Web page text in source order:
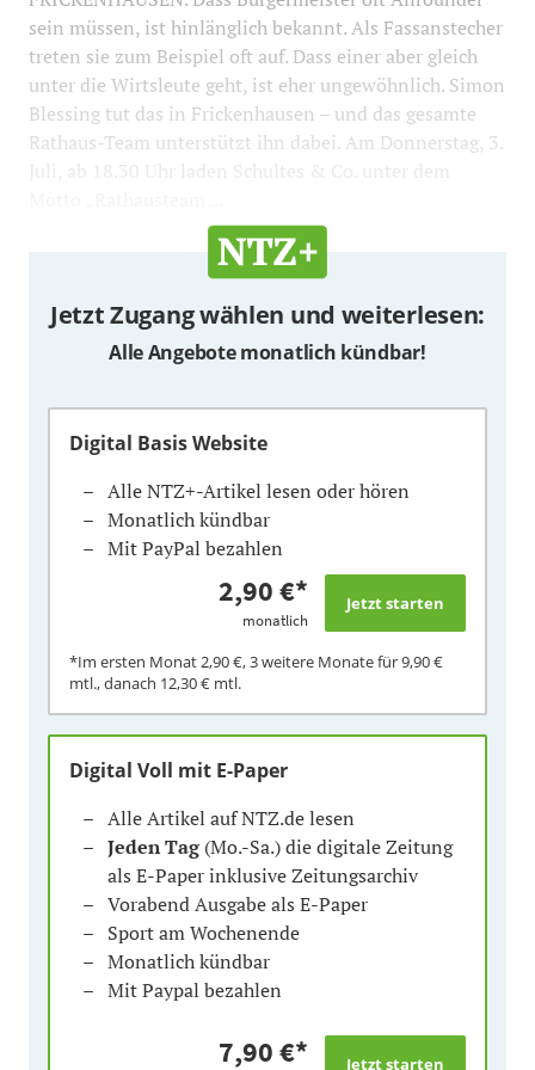
sein müssen, ist hinlänglich bekannt. Als Fassanstecher
treten sie zum Beispiel oft auf. Dass einer aber gleich
unter die Wirtsleute geht, ist eher ungewöhnlich. Simon
Blessing tut das in Frickenhausen – und das gesamte
Rathaus-Team unterstützt ihn dabei. Am Donnerstag, 3.
Juli, ab 18.30 Uhr laden Schultes & Co. unter dem
Jetzt Zugang wählen und weiterlesen:
Alle Angebote monatlich kündbar!
Digital Basis Website
Alle NTZ+-Artikel lesen oder hören
Monatlich kündbar
Mit PayPal bezahlen
2,90 €*
monatlich
*Im ersten Monat2,90 €, 3 weitere Monate für9,90 €
mtl., danach 12,30 € mtl.
Digital Voll mit E-Paper
Alle Artikel auf NTZ.de lesen
Jeden Tag(Mo.-Sa.) die digitale Zeitung
als E-Paper inklusive Zeitungsarchiv
Vorabend Ausgabe als E-Paper
Sport am Wochenende
Monatlich kündbar
Mit Paypal bezahlen
7,90 €*